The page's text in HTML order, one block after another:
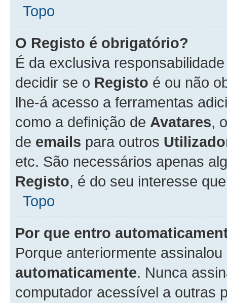
Topo
O Registo é obrigatório?
É da exclusiva
decidir se o Registo é ou não
lhe-á acesso a ferramentas
como a definição de Avatares,
de emails para outros
etc. São necessários apenas
Registo, é do seu interesse
Topo
Por que entro
Porque anteriormente
automaticamente. Nunca
computador acessível a outras